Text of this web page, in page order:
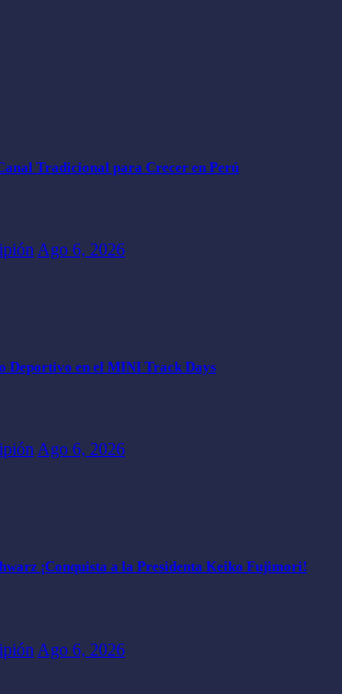
Tradicional para Crecer en Perú
Ago 6, 2026
Deportivo en el MINI Track Days
Ago 6, 2026
¡Conquista a la Presidenta Keiko Fujimori!
Ago 6, 2026